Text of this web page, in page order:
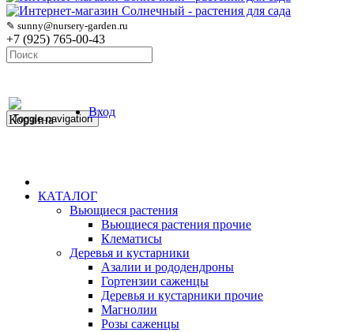
✎ sunny@nursery-garden.ru
+7 (925) 765-00-43
Корзина
Вход
Toggle navigation
КАТАЛОГ
Вьющиеся растения
Вьющиеся растения прочие
Клематисы
Деревья и кустарники
Азалии и рододендроны
Гортензии саженцы
Деревья и кустарники прочие
Магнолии
Розы саженцы